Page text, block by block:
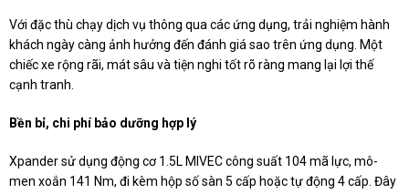
Với đặc thù chạy dịch vụ thông qua các ứng dụng, trải nghiệm hành
khách ngày càng ảnh hưởng đến đánh giá sao trên ứng dụng. Một
chiếc xe rộng rãi, mát sâu và tiện nghi tốt rõ ràng mang lại lợi thế
cạnh tranh.
Bền bỉ, chi phí bảo dưỡng hợp lý
Xpander sử dụng động cơ 1.5L MIVEC công suất 104 mã lực, mô-
men xoắn 141 Nm, đi kèm hộp số sàn 5 cấp hoặc tự động 4 cấp. Đây